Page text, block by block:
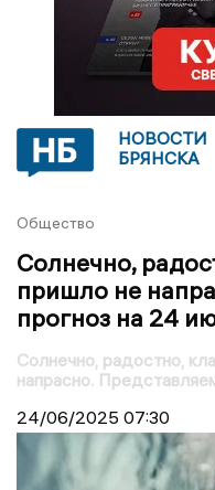
НОВОСТИ
БРЯНСКА
Общество
Солнечно,
пришло не
прогноз на 24
Солнечно, радостно,
напрасно.
24/06/2025 07:30